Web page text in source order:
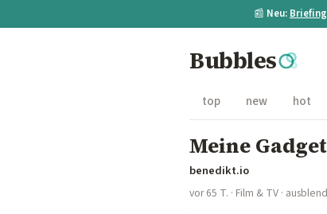
📰 Neu: Briefing
Bubbles
top new hot
Meine
benedikt.io
vor 65 T. · Film & TV ·